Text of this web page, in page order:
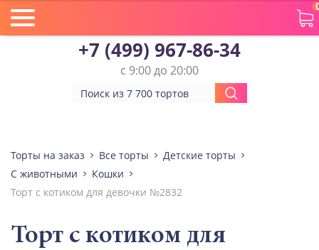
+7 (499) 967-86-34
с 9:00 до 20:00
Торты на заказ Все торты
Детские торты
С животными
Кошки
Торт с котиком для девочки №2832
Торт с котиком для